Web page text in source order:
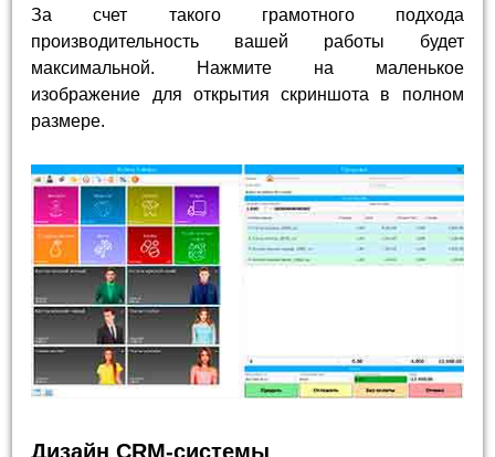
За счет такого грамотного подхода
производительность вашей работы будет
максимальной. Нажмите на маленькое
изображение для открытия скриншота в полном
размере.
Дизайн CRM-системы